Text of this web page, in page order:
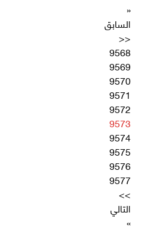
«
السابق
<<
9568
9569
9570
9571
9572
9573
9574
9575
9576
9577
>>
التالي
»